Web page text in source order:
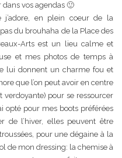
dans vos agendas 🙂
en plein coeur de la
du brouhaha de la Place des
Arts est un lieu calme et
et mes photos de temps à
lui donnent un charme fou et
que l’on peut avoir en centre
pour se ressourcer
opté pour mes boots préférées
de l’hiver, elles peuvent être
pour une dégaine à la
de mon dressing: la chemise à